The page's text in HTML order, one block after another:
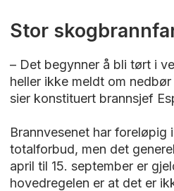
Stor
– Det begynner å bli tørt i
heller ikke meldt om
sier konstituert brannsjef
Brannvesenet har foreløpig
totalforbud, men det
april til 15. september er
hovedregelen er at det er